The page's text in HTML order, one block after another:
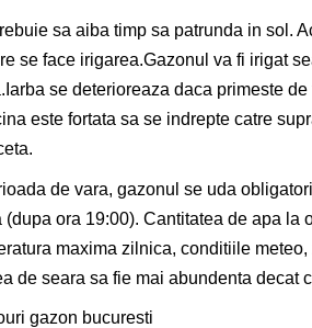
sa aiba timp sa patrunda in sol.
se face irigarea.Gazonul va fi irigat
se deterioreaza daca primeste
este fortata sa se indrepte catre
de vara, gazonul se uda
(dupa ora 19:00). Cantitatea de apa la
maxima zilnica, conditiile
de seara sa fie mai abundenta decat